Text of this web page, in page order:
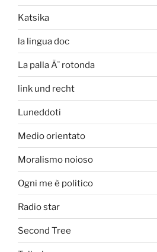
Katsika
la lingua doc
La palla Ã¨ rotonda
link und recht
Luneddoti
Medio orientato
Moralismo noioso
Ogni me è politico
Radio star
Second Tree